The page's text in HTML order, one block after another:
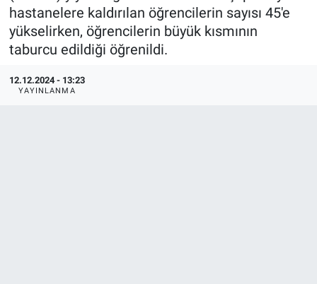
hastanelere kaldırılan öğrencilerin sayısı 45'e
yükselirken, öğrencilerin büyük kısmının
taburcu edildiği öğrenildi.
12.12.2024 - 13:23
YAYINLANMA